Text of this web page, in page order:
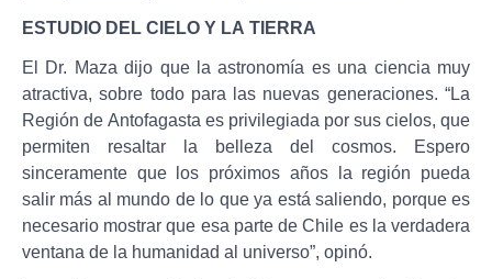
ESTUDIO DEL CIELO Y LA TIERRA
El Dr. Maza dijo que la astronomía es una ciencia muy
atractiva, sobre todo para las nuevas generaciones. “La
Región de Antofagasta es privilegiada por sus cielos, que
permiten resaltar la belleza del cosmos. Espero
sinceramente que los próximos años la región pueda
salir más al mundo de lo que ya está saliendo, porque es
necesario mostrar que esa parte de Chile es la verdadera
ventana de la humanidad al universo”, opinó.